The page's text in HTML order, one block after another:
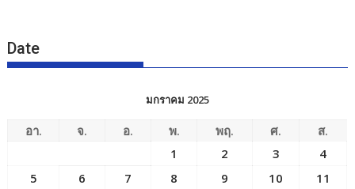
Date
มกราคม 2025
อา. จ. อ. พ. พฤ. ศ.
ส.
1
2 3
4
5
6 7 8 9 10
11